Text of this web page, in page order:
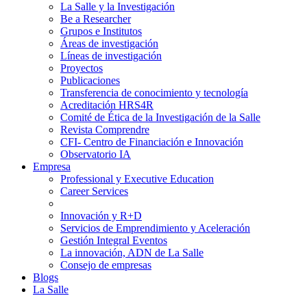
La Salle y la Investigación
Be a Researcher
Grupos e Institutos
Áreas de investigación
Líneas de investigación
Proyectos
Publicaciones
Transferencia de conocimiento y tecnología
Acreditación HRS4R
Comité de Ética de la Investigación de la Salle
Revista Comprendre
CFI- Centro de Financiación e Innovación
Observatorio IA
Empresa
Professional y Executive Education
Career Services
Innovación y R+D
Servicios de Emprendimiento y Aceleración
Gestión Integral Eventos
La innovación, ADN de La Salle
Consejo de empresas
Blogs
La Salle